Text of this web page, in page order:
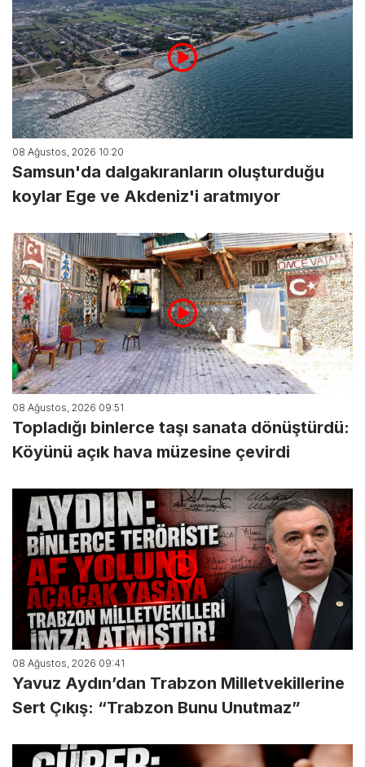
08 Ağustos, 2026 10:20
Samsun'da dalgakıranların oluşturduğu
koylar Ege ve Akdeniz'i aratmıyor
08 Ağustos, 2026 09:51
Topladığı binlerce taşı sanata dönüştürdü:
Köyünü açık hava müzesine çevirdi
08 Ağustos, 2026 09:41
Yavuz Aydın’dan Trabzon Milletvekillerine
Sert Çıkış: “Trabzon Bunu Unutmaz”